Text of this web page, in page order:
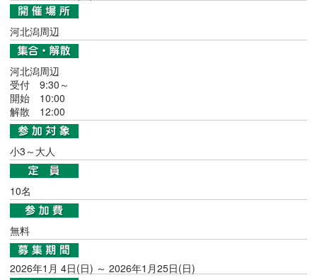
河北潟周辺
河北潟周辺
受付 9:30～
開始 10:00
解散 12:00
小3～大人
10名
無料
2026年1月 4日(日) ～ 2026年1月25日(日)